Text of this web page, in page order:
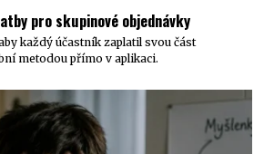
pro skupinové objednávky
každý účastník zaplatil svou část
metodou přímo v aplikaci.